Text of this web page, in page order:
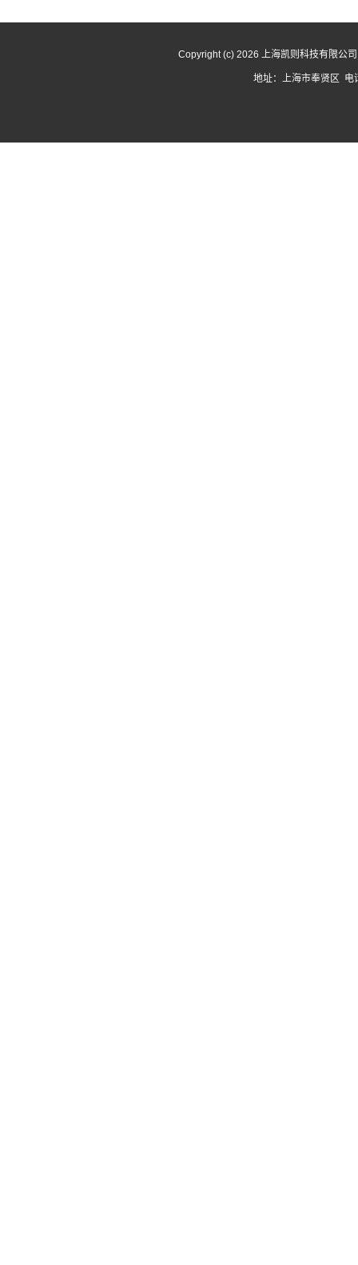
Copyright (c) 2026 上海凯则科技有限公
地址：上海市奉贤区